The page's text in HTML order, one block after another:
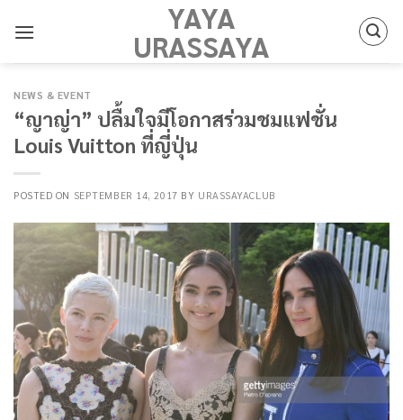
YAYA
URASSAYA
NEWS & EVENT
“ญาญ่า” ปลื้มใจมีโอกาสร่วมชมแฟชั่น
Louis Vuitton ที่ญี่ปุ่น
POSTED ON SEPTEMBER 14, 2017 BY URASSAYACLUB